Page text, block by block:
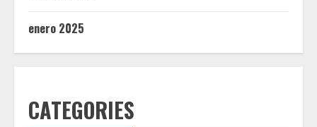
enero 2025
CATEGORIES